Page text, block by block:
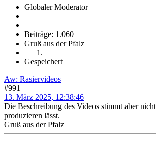
Globaler Moderator
Beiträge: 1.060
Gruß aus der Pfalz
Gespeichert
Aw: Rasiervideos
#991
13. März 2025, 12:38:46
Die Beschreibung des Videos stimmt aber
produzieren lässt.
Gruß aus der Pfalz